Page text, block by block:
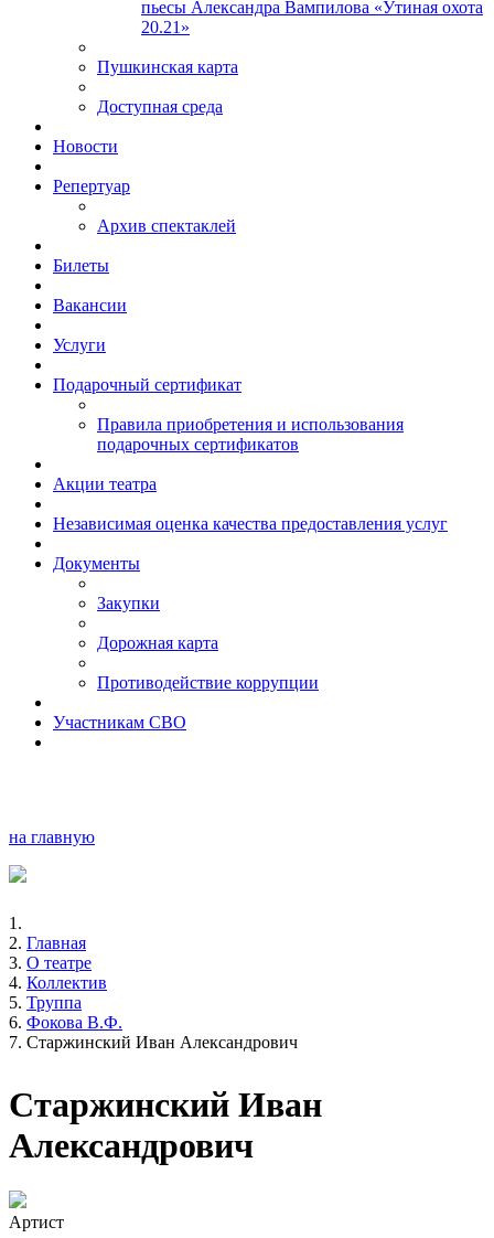
пьесы Александра Вампилова «Утиная охота
20.21»
Пушкинская карта
Доступная среда
Новости
Репертуар
Архив спектаклей
Билеты
Вакансии
Услуги
Подарочный сертификат
Правила приобретения и использования
подарочных сертификатов
Акции театра
Независимая оценка качества предоставления услуг
Документы
Закупки
Дорожная карта
Противодействие коррупции
Участникам СВО
на главную
Главная
О театре
Коллектив
Труппа
Фокова В.Ф.
Старжинский Иван Александрович
Старжинский Иван
Александрович
Артист